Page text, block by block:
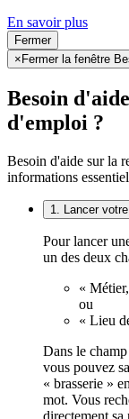
En savoir plus
Fermer
× Fermer la fenêtre
Besoin
d'emploi ?
Besoin d'aide sur la
informations
1. Lancer
Pour lancer
un des deux
«
ou
« Lieu
Dans le
vous pouvez
« brasserie »
mot. Vous
directement